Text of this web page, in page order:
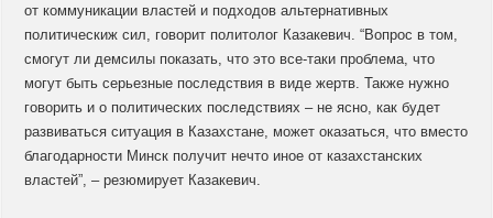
от коммуникации властей и подходов альтернативных
политическиж сил, говорит политолог Казакевич. “Вопрос в том,
смогут ли демсилы показать, что это все-таки проблема, что
могут быть серьезные последствия в виде жертв. Также нужно
говорить и о политических последствиях – не ясно, как будет
развиваться ситуация в Казахстане, может оказаться, что вместо
благодарности Минск получит нечто иное от казахстанских
властей”, – резюмирует Казакевич.